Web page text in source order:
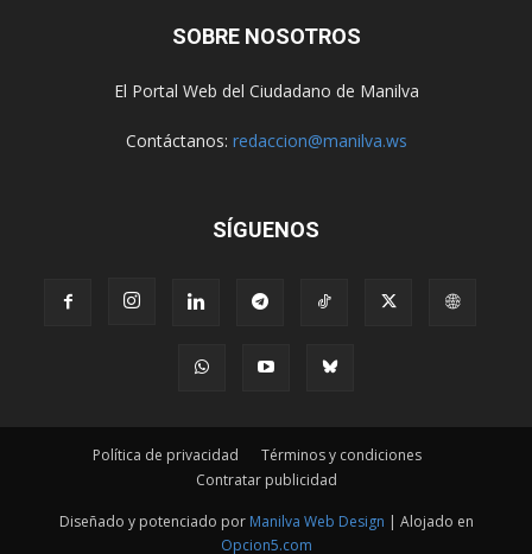
SOBRE NOSOTROS
El Portal Web del Ciudadano de Manilva
Contáctanos: redaccion@manilva.ws
SÍGUENOS
Política de privacidad
Términos y condiciones
Contratar publicidad
Diseñado y potenciado por Manilva Web Design | Alojado en
Opcion5.com